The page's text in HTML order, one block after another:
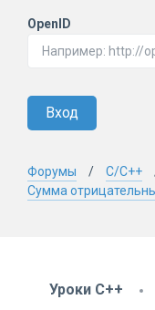
OpenID
Вход
Форумы
C/C++
Сумма
Уроки C++